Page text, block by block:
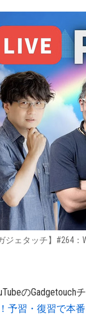
ジェタッチ】#264
のGadgetouch
予習・復習で本番